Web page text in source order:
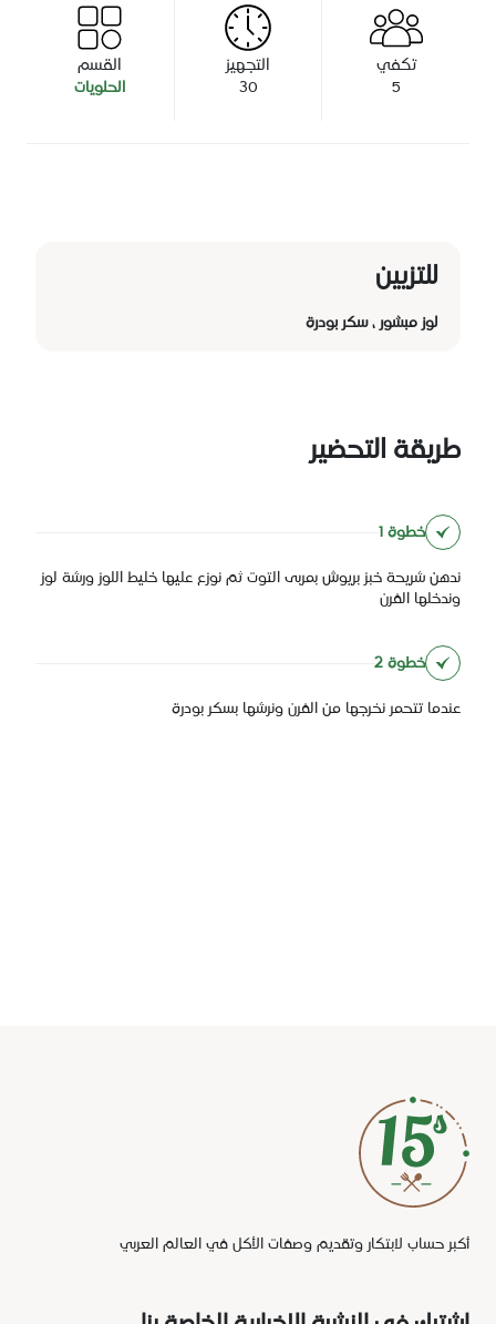
تكفي
5
التجهيز
30
القسم
الحلويات
للتزيين
لوز مبشور ، سكر بودرة
طريقة التحضير
خطوة 1
ندهن شريحة خبز بريوش بمربى التوت ثم نوزع عليها خليط اللوز ورشة لوز
وندخلها الفرن
خطوة 2
عندما تتحمر نخرجها من الفرن ونرشها بسكر بودرة
أكبر حساب لابتكار وتقديم وصفات الأكل في العالم العربي